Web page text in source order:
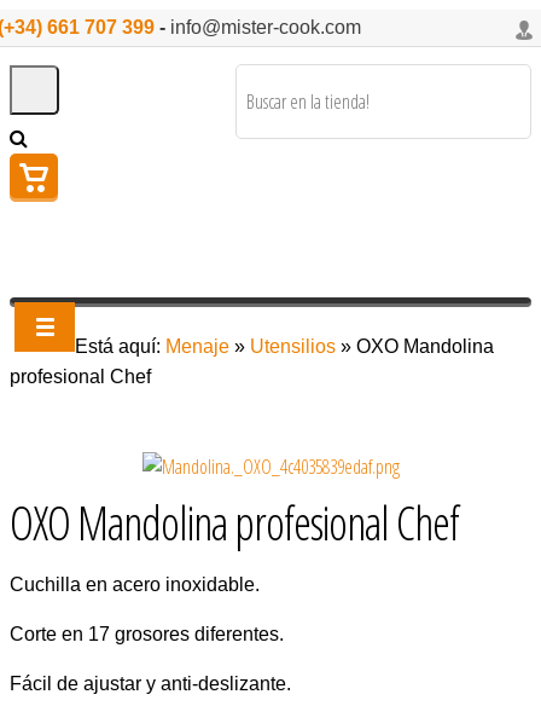
661 707 399 - info@mister-cook.com
Está aquí: Menaje » Utensilios » OXO Mandolina
profesional Chef
OXO Mandolina profesional Chef
Cuchilla en acero inoxidable.
Corte en 17 grosores diferentes.
Fácil de ajustar y anti-deslizante.